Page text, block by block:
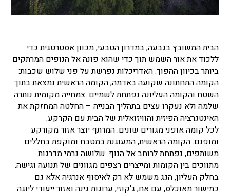
הבית המשובץ בגבעה,במדרון הטבעי, מכוון אסטרטגית כדי
ללכוד את אור השמש תוך כדי שהוא פונה אל הנופים המרתקים
ביותר בכיוון ההפוך. האדריכלות נפרשת על פני שלוש שכבות:
הקומה התחתונה שקועה באדמה, הקומה הראשית נמצאת בתוך
השטח והקומה העליונה נפתחת לשמיים. צמחייה מקומית נותרה
שלמה ולא נעקרו עצים בתהליך הבנייה – החלטה המחזקת את
האינטגרציה הפיזית והוויזואלית של הבית עם הקרקע.
לכל קומה אופני מגורים שונים. המרתף יוצר אזור מקורקע
ומופנם. הקומה הראשית, המעוגנת במטבח ומוקפת בחללים
משותפים, נפתחת לרוחב אל הנוף. שלושה גרמי מדרגות
מתווכים בין הקומות ומייצרים רצפים מגוונים של תנועה וגישה.
בחלק העליון, הגג משמש לא רק לאיסוף אנרגיה אלא גם
כמישור מאוכלס, עם אח, ג'קוזי, ערוגות גינה ואזור ייעודי ליוגה.